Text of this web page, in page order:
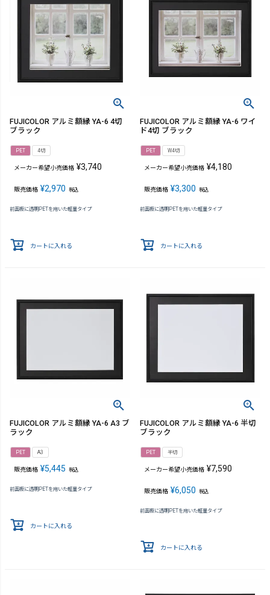
FUJICOLOR アルミ額縁 YA-6 4切
ブラック
PET 4切
メーカー希望小売価格 ¥3,740
販売価格 ¥2,970 税込
前面板に透明PETを用いた軽量タイプ
カートに入れる
FUJICOLOR アルミ額縁 YA-6 ワイ
ド4切 ブラック
PET W4切
メーカー希望小売価格 ¥4,180
販売価格 ¥3,300 税込
前面板に透明PETを用いた軽量タイプ
カートに入れる
FUJICOLOR アルミ額縁 YA-6 A3 ブ
ラック
PET A3
販売価格 ¥5,445 税込
前面板に透明PETを用いた軽量タイプ
カートに入れる
FUJICOLOR アルミ額縁 YA-6 半切
ブラック
PET 半切
メーカー希望小売価格 ¥7,590
販売価格 ¥6,050 税込
前面板に透明PETを用いた軽量タイプ
カートに入れる